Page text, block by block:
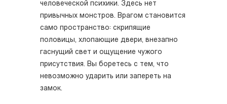
человеческой психики. Здесь нет
привычных монстров. Врагом становится
само пространство: скрипящие
половицы, хлопающие двери, внезапно
гаснущий свет и ощущение чужого
присутствия. Вы боретесь с тем, что
невозможно ударить или запереть на
замок.